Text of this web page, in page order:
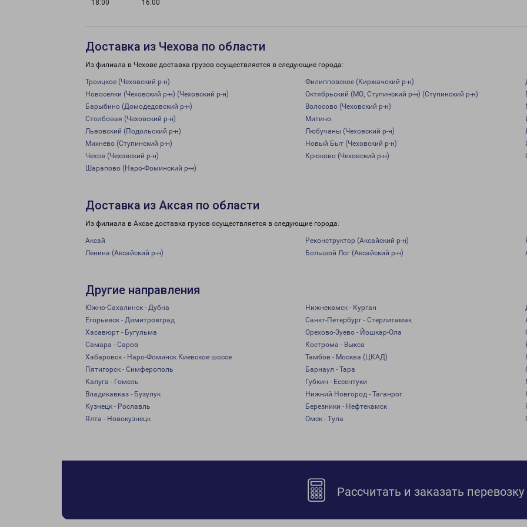
18:00
16:00
Доставка из Чехова по области
Из филиала в Чехове доставка грузов осуществляется в следующие города:
Троицкое (Чеховский р-н) Филипповское (Киржачский р-н)
Новоселки (Чеховский р-н) (Чеховский р-н)
Октябрьский (МО, Ступинский р-н) (Ступинский р-н)
Барыбино (Домодедовский р-н)
Волосово (Чеховский р-н)
Столбовая (Чеховский р-н)
Митино
Львовский (Подольский р-н)
Любучаны (Чеховский р-н)
Михнево (Ступинский р-н)
Новый Быт (Чеховский р-н)
Чехов (Чеховский р-н)
Крюково (Чеховский р-н)
Шарапово (Наро-Фоминский р-н)
Доставка из Аксая по области
Из филиала в Аксае доставка грузов осуществляется в следующие города:
Аксай Реконструктор (Аксайский р-н)
Ленина (Аксайский р-н)
Большой Лог (Аксайский р-н)
Другие направления
Южно-Сахалинск - Дубна Нижнекамск - Курган
Егорьевск - Димитровград
Санкт-Петербург - Стерлитамак
Хасавюрт - Бугульма
Орехово-Зуево - Йошкар-Ола
Самара - Саров
Кострома - Выкса
Хабаровск - Наро-Фоминск Киевское шоссе
Тамбов - Москва (ЦКАД)
Пятигорск - Симферополь
Барнаул - Тара
Калуга - Гомель
Губкин - Ессентуки
Владикавказ - Бузулук
Нижний Новгород - Таганрог
Кузнецк - Рославль
Березники - Нефтекамск
Ялта - Новокузнецк
Омск - Тула
Рассчитать и заказать перевозку